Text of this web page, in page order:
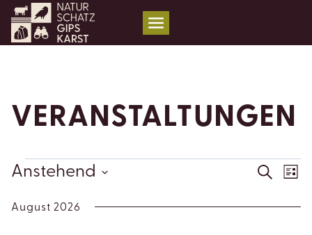
Zum
Inhalt
springen
VERANSTALTUNGEN
VERANSTALTUNGEN
Suche
Liste
Anstehend
wählen.
August 2026